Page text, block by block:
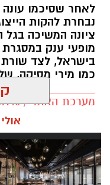
לאחר שסיכמו
נבחרת להקות
ציונה המשיכה
מופעי ענק במסגרת
בישראל, לצד
כמו מירי מסיקה,
מערכת האתר / 09:45 06.08.26